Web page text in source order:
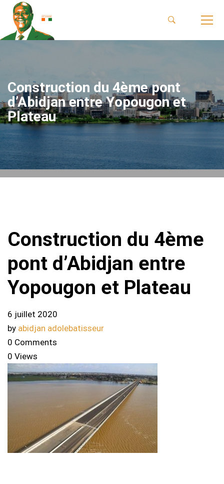
Construction du 4ème pont
d’Abidjan entre Yopougon et
Plateau
Construction du 4ème
pont d’Abidjan entre
Yopougon et Plateau
6 juillet 2020
by abidjan adolebatisseur
0 Comments
0 Views